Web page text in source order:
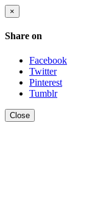
×
Share on
Facebook
Twitter
Pinterest
Tumblr
Close